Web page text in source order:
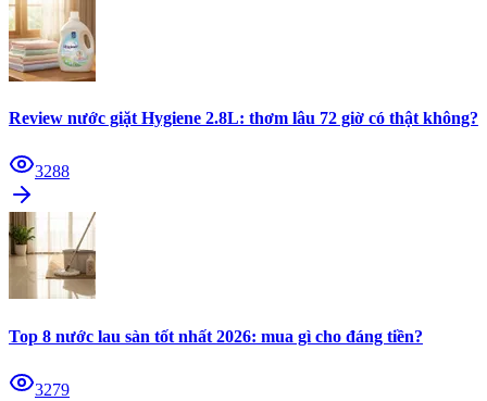
Review nước giặt Hygiene 2.8L: thơm lâu 72 giờ có thật không?
3288
Top 8 nước lau sàn tốt nhất 2026: mua gì cho đáng tiền?
3279